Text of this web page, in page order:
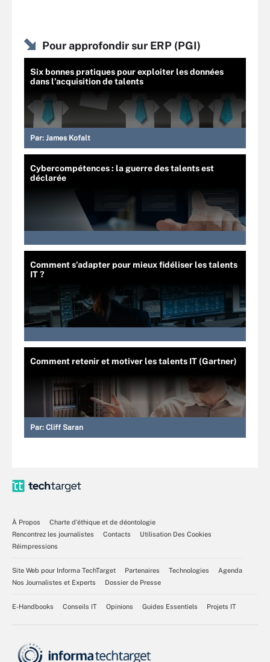
Pour approfondir sur ERP (PGI)
Six bonnes pratiques pour exploiter les données
dans l’acquisition de talents
Par: James Kofalt
Cybercompétences : la guerre des talents est
déclarée
Comment s’adapter pour mieux fidéliser les talents
IT ?
Comment retenir et motiver les talents IT (Gartner)
Par: Cliff Saran
À Propos
Charte d’éthique et de déontologie
Rencontrez les journalistes
Contacts
Utilisation Des Cookies
Réimpressions
Site Web pour Informa TechTarget Partenaires Technologies
Agenda
Nos Journalistes et Experts
Dossier de Presse
E-Handbooks Conseils IT Opinions Guides Essentiels Projets IT